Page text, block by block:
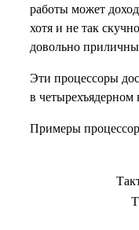
работы может
хотя и не так
довольно
Эти процессоры
в четырехъядерном
Примеры